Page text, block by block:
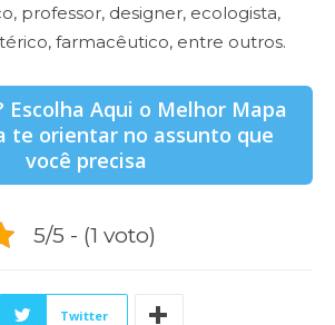
professor, designer, ecologista,
farmacêutico, entre outros.
Escolha Aqui o Melhor Mapa
te orientar no assunto que
você precisa
5/5 - (1 voto)
Twitter